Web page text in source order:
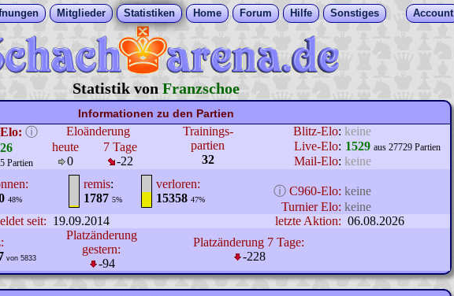
Mitglieder Statistiken Home Forum Hilfe Sonstiges Account
Statistik von Franzschoe
Informationen zu den Partien
ⓘ
Partien
Eloänderung
Trainings-
partien
32
Blitz-Elo: keine
heute
0
7 Tage
-22
Live-Elo: 1529 aus 27729 Partien
Mail-Elo: keine
48%
remis:
1787 5%
verloren:
15358 47%
ⓘ C960-Elo: keine
Turnier Elo: keine
seit: 19.09.2014 letzte Aktion: 06.08.2026
von 5833
Platzänderung
gestern:
-94
Platzänderung 7 Tage:
-228